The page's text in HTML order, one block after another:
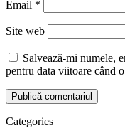
Email *
Site web
Salvează-mi numele,
pentru data viitoare când
Categories